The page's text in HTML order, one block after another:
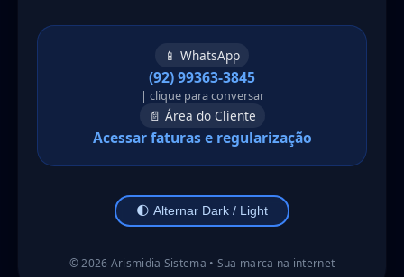
📱 WhatsApp
(92) 99363-3845
| clique para conversar
📄 Área do Cliente
Acessar faturas e regularização
🌓 Alternar Dark / Light
©2026 Arismidia Sistema • Sua marca na internet